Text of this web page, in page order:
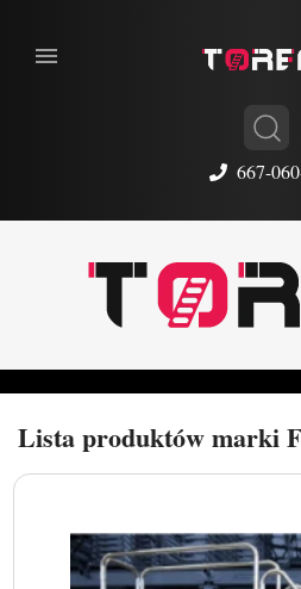
667-

Lista produktów marki